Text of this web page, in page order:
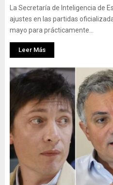
La Secretaría de Inteligencia de
ajustes en las partidas
mayo para prácticamente...
Leer Más